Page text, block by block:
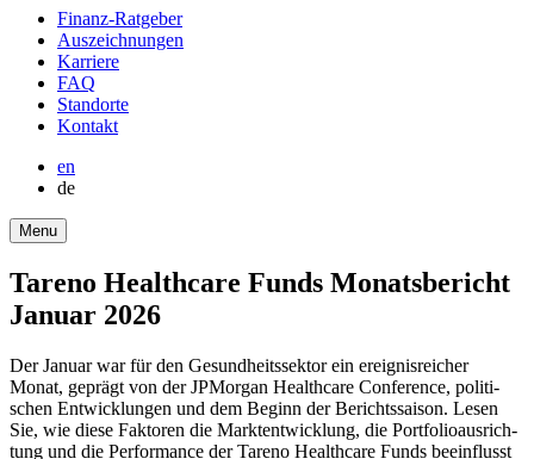
round-
bottom
Finanz-Ratgeber
Auszeich­nungen
Karriere
FAQ
Stand­orte
Kontakt
en
de
Menu
Tareno Health­care Funds Monats­be­richt
Januar 2026
Der Januar war für den Gesund­heits­sektor ein ereig­nis­rei­cher
Monat, geprägt von der JPMorgan Health­care Confe­rence, politi­
schen Entwick­lungen und dem Beginn der Berichts­saison. Lesen
Sie, wie diese Faktoren die Markt­ent­wick­lung, die Portfo­lio­aus­rich­
tung und die Perfor­mance der Tareno Health­care Funds beein­flusst